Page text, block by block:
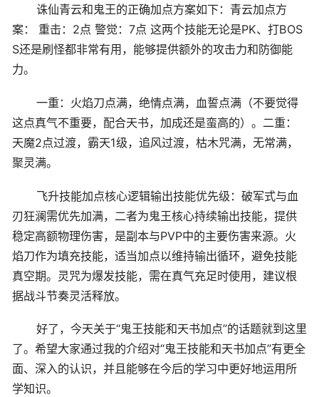
诛仙青云和鬼王的正确加点方案如下：青云加点方
案： 重击：2点 警觉：7点 这两个技能无论是PK、打BOS
S还是刷怪都非常有用，能够提供额外的攻击力和防御能
力。
一重：火焰刀点满，绝情点满，血誓点满（不要觉得
这点真气不重要，配合天书，加成还是蛮高的）。二重：
天魔2点过渡，霸天1级，追风过渡，枯木咒满，无常满，
聚灵满。
飞升技能加点核心逻辑输出技能优先级：破军式与血
刃狂澜需优先加满，二者为鬼王核心持续输出技能，提供
稳定高额物理伤害，是副本与PVP中的主要伤害来源。火
焰刀作为填充技能，适当加点以维持输出循环，避免技能
真空期。灵咒为爆发技能，需在真气充足时使用，建议根
据战斗节奏灵活释放。
好了，今天关于“鬼王技能和天书加点”的话题就到这里
了。希望大家通过我的介绍对“鬼王技能和天书加点”有更全
面、深入的认识，并且能够在今后的学习中更好地运用所
学知识。